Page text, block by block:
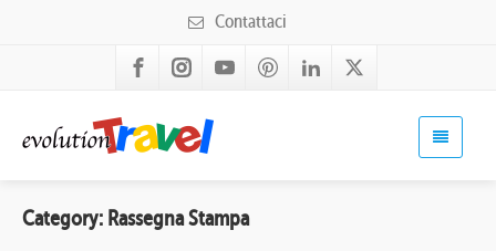
Contattaci
Category: Rassegna Stampa